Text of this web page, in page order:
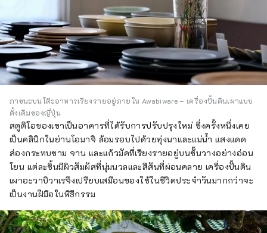
ภาชนะบนโต๊ะอาหารเรียงรายอยู่ภายใน Awabiware – เครื่องปั้นดินเผาแบบ
ดั้งเดิมของญี่ปุ่น
สตูดิโอของเขาเป็นอาคารที่ได้รับการปรับปรุงใหม่ ซึ่งครั้งหนึ่งเคย
เป็นคลินิกในย่านโอมาจิ ล้อมรอบไปด้วยทุ่งนาและแม่น้ำ แสงแดด
ส่องกระทบชาม จาน และแก้วมัคที่เรียงรายอยู่บนชั้นวางอย่างอ่อน
โยน แต่ละชิ้นมีผิวสัมผัสที่นุ่มนวลและสีสันที่ผ่อนคลาย เครื่องปั้นดิน
เผาอะวาบิวาเรจึงเปรียบเสมือนของใช้ในชีวิตประจำวันมากกว่าจะ
เป็นงานฝีมือในพิธีกรรม